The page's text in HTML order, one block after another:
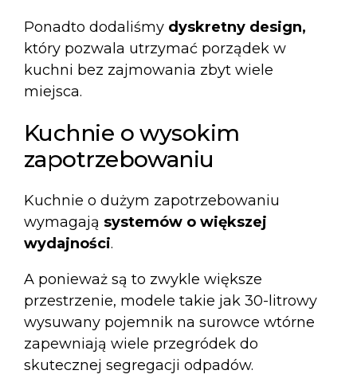
Ponadto dodaliśmy dyskretny design,
który pozwala utrzymać porządek w
kuchni bez zajmowania zbyt wiele
miejsca.
Kuchnie o wysokim
zapotrzebowaniu
Kuchnie o dużym zapotrzebowaniu
wymagają systemów o większej
wydajności.
A ponieważ są to zwykle większe
przestrzenie, modele takie jak 30-litrowy
wysuwany pojemnik na surowce wtórne
zapewniają wiele przegródek do
skutecznej segregacji odpadów.